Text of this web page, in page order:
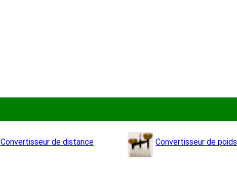
Convertisseur de distance Convertisseur de poids